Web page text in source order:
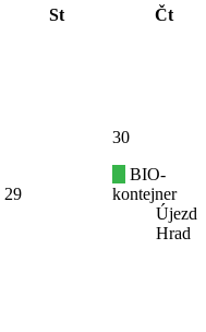
St Čt
29
30
BIO-
kontejner
Újezd
Hrad